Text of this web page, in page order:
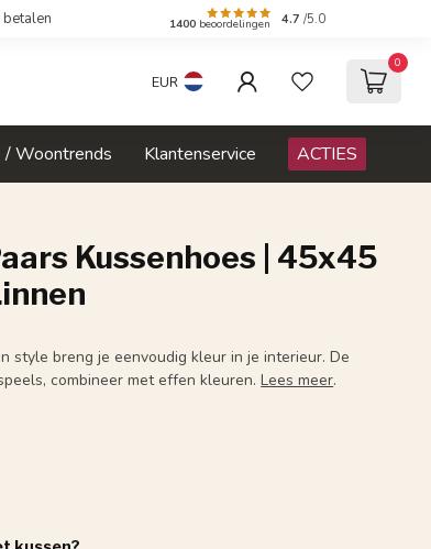
betalen 1400 beoordelingen 4.7 /5.0
EUR
0
/ Woontrends Klantenservice ACTIES
Kussenhoes | 45x45
style breng je eenvoudig kleur in je interieur. De
combineer met effen kleuren.Lees meer.